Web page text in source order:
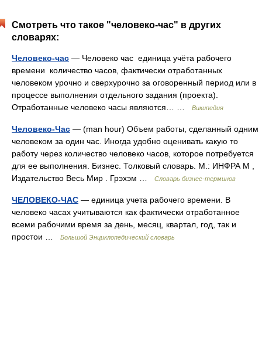
Смотреть что такое "человеко-час" в других
словарях:
Человеко-час — Человеко час единица учёта рабочего
времени количество часов, фактически отработанных
человеком урочно и сверхурочно за оговоренный период или в
процессе выполнения отдельного задания (проекта).
Отработанные человеко часы являются… …
Википедия
Человеко-Час — (man hour) Объем работы, сделанный одним
человеком за один час. Иногда удобно оценивать какую то
работу через количество человеко часов, которое потребуется
для ее выполнения. Бизнес. Толковый словарь. М.: ИНФРА М ,
Издательство Весь Мир . Грэхэм …
Словарь бизнес-терминов
ЧЕЛОВЕКО-ЧАС — единица учета рабочего времени. В
человеко часах учитываются как фактически отработанное
всеми рабочими время за день, месяц, квартал, год, так и
простои …
Большой Энциклопедический словарь